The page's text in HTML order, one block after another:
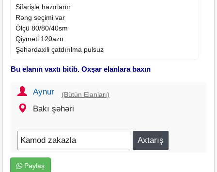
Sifarişlə hazırlanır
Rəng seçimi var
Ölçü 80/80/40sm
Qiyməti 120azn
Şəhərdaxili çatdırılma pulsuz
Bu elanın vaxtı bitib. Oxşar elanlara baxın
Aynur (Bütün Elanları)
Bakı şəhəri
Paylaş